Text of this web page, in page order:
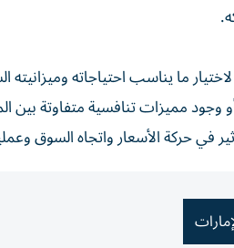
ما يناسب احتياجاته
وجود مميزات تنافسية متفاوتة
في حركة الأسعار واتجاه السوق